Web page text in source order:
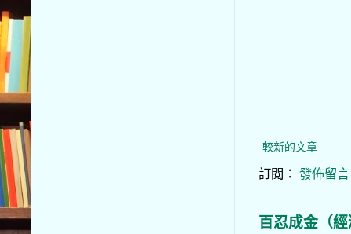
較新的文章
訂閱： 發佈留
百忍成金（